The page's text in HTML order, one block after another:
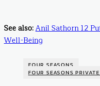
See also:Anil Sathorn 12
Well-Being
FOUR SEASONS
FOUR SEASONS